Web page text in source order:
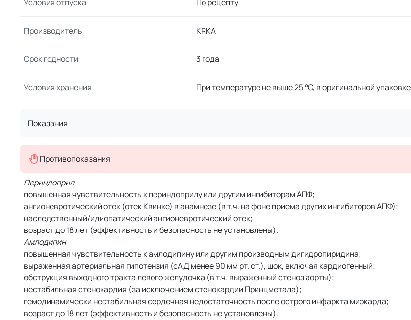
Условия отпуска По рецепту
Производитель KRKA
Срок годности 3 года
Условия хранения При температуре не выше 25 °C, в оригинальной упаковке
Показания
Противопоказания
Периндоприл
повышенная чувствительность к периндоприлу или другим ингибиторам АПФ;
ангионевротический отек (отек Квинке) в анамнезе (в т.ч. на фоне приема других ингибиторов АПФ);
наследственный/идиопатический ангионевротический отек;
возраст до 18 лет (эффективность и безопасность не установлены).
Амлодипин
повышенная чувствительность к амлодипину или другим производным дигидропиридина;
выраженная артериальная гипотензия (сАД менее 90 мм рт. ст.), шок, включая кардиогенный;
обструкция выходного тракта левого желудочка (в т.ч. выраженный стеноз аорты);
нестабильная стенокардия (за исключением стенокардии Принцметала);
гемодинамически нестабильная сердечная недостаточность после острого инфаркта миокарда;
возраст до 18 лет (эффективность и безопасность не установлены).